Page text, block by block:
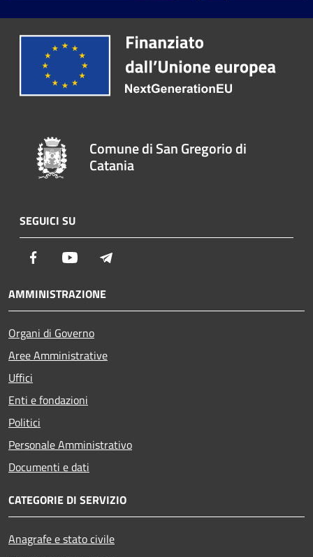
Comune di San Gregorio di
Catania
SEGUICI SU
Facebook Youtube
AMMINISTRAZIONE
Organi di Governo
Aree Amministrative
Uffici
Enti e fondazioni
Politici
Personale Amministrativo
Documenti e dati
CATEGORIE DI SERVIZIO
Anagrafe e stato civile